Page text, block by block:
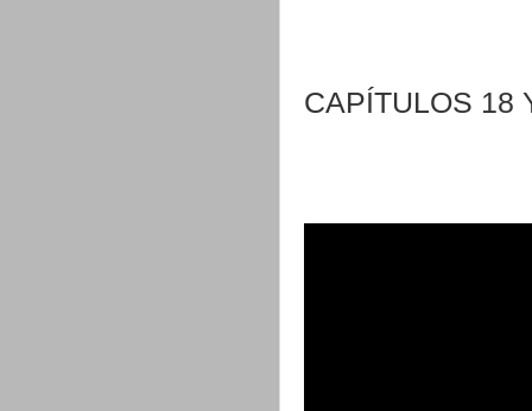
CAPÍTULOS 18